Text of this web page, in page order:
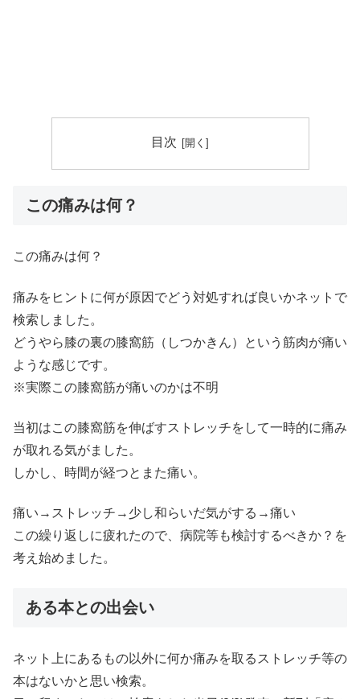
目次
この痛みは何？
この痛みは何？
痛みをヒントに何が原因でどう対処すれば良いかネットで
検索しました。
どうやら膝の裏の膝窩筋（しつかきん）という筋肉が痛い
ような感じです。
※実際この膝窩筋が痛いのかは不明
当初はこの膝窩筋を伸ばすストレッチをして一時的に痛み
が取れる気がました。
しかし、時間が経つとまた痛い。
痛い→ストレッチ→少し和らいだ気がする→痛い
この繰り返しに疲れたので、病院等も検討するべきか？を
考え始めました。
ある本との出会い
ネット上にあるもの以外に何か痛みを取るストレッチ等の
本はないかと思い検索。